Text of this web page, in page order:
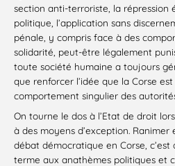
section anti-terroriste, la répression
politique, l’application sans
pénale, y compris face à des
solidarité, peut-être légalement
toute société humaine a toujours
que renforcer l’idée que la Corse est
comportement singulier des
On tourne le dos à l’Etat de droit
à des moyens d’exception. Ranimer
débat démocratique en Corse, c’est
terme aux anathèmes politiques et